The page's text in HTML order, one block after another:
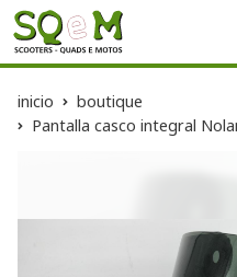
inicio
boutique
Pantalla casco integral